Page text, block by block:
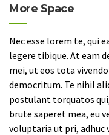
More Space
Nec esse lorem te, qui
legere tibique. At eam
mei, ut eos tota
democritum. Te nihil
postulant torquatos
brute saperet mea, eu
voluptaria ut pri, adhuc